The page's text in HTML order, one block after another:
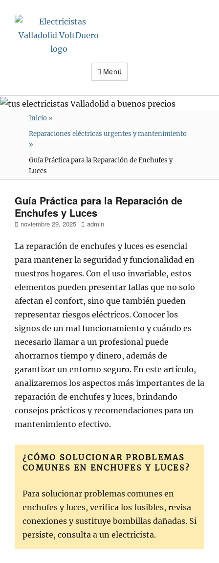
Electricistas
Valladolid
VoltDuero
Menú
Inicio »
Reparaciones eléctricas urgentes y mantenimiento
»
Guía Práctica para la Reparación de Enchufes y
Luces
Guía Práctica para la Reparación de
Enchufes y Luces
Publicado
noviembre 29, 2025 Autor
admin
La reparación de enchufes y luces es esencial
para mantener la seguridad y funcionalidad en
nuestros hogares. Con el uso invariable, estos
elementos pueden presentar fallas que no solo
afectan el confort, sino que también pueden
representar riesgos eléctricos. Conocer los
signos de un mal funcionamiento y cuándo es
necesario llamar a un profesional puede
ahorrarnos tiempo y dinero, además de
garantizar un entorno seguro. En este artículo,
analizaremos los aspectos más importantes de la
reparación de enchufes y luces, brindando
consejos prácticos y recomendaciones para un
mantenimiento efectivo.
¿CÓMO SOLUCIONAR PROBLEMAS
COMUNES EN ENCHUFES Y LUCES?
Para solucionar problemas comunes en
enchufes y luces, verifica los fusibles, revisa
conexiones y sustituye bombillas dañadas. Si
persiste, consulta a un electricista.